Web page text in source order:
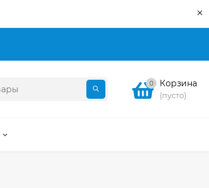
×
0 Корзина
(пусто)